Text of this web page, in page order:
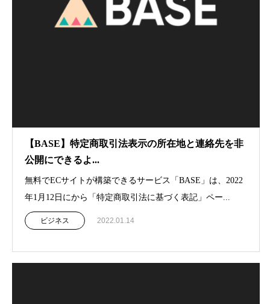
【BASE】特定商取引法表示の所在地と連絡先を非
公開にできるよ...
無料でECサイトが構築できるサービス「BASE」は、2022
年1月12日にから「特定商取引法に基づく表記」ペー...
ビジネス 2022.01.14